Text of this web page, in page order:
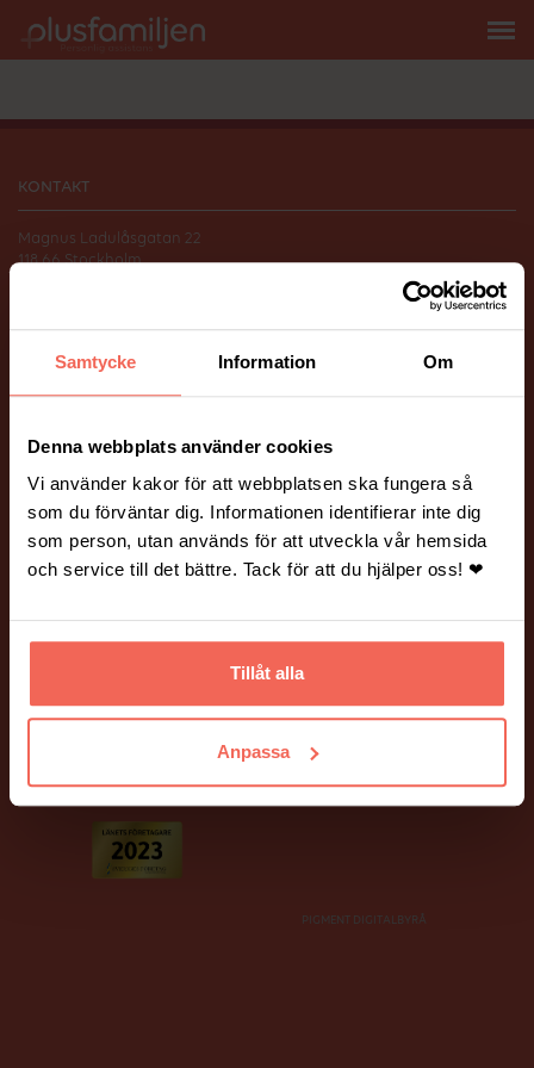
Samtycke Information Om
Denna webbplats använder cookies
Vi använder kakor för att webbplatsen ska fungera så
som du förväntar dig. Informationen identifierar inte dig
som person, utan används för att utveckla vår hemsida
och service till det bättre. Tack för att du hjälper oss! ❤
Tillåt alla
Anpassa
KONTAKT
Magnus Ladulåsgatan 22
118 66 Stockholm
FÖLJ OSS
Instagram
ÖVRIGT
Vanliga frågor och svar. Hantering av personuppgifter.
Ett stort tack till våra fina kunder som har ställt upp som modeller!
PIGMENT DIGITALBYRÅ